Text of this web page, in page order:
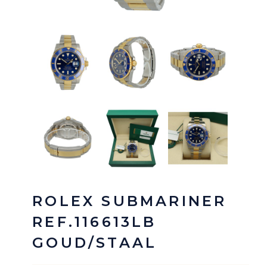
ROLEX SUBMARINER
REF.116613LB
GOUD/STAAL